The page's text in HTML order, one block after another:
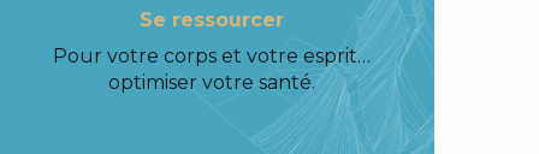
Se ressourcer
Pour votre corps et votre esprit…
optimiser votre santé.